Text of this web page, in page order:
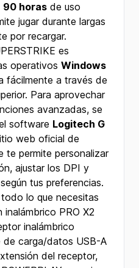
90 horas de uso
jugar durante largas
por recargar.
es
operativos Windows
fácilmente a través de
Para aprovechar
avanzadas, se
software Logitech G
web oficial de
te permite personalizar
ajustar los DPI y
tus preferencias.
lo que necesitas
PRO X2
inalámbrico
de carga/datos USB-A
del receptor,